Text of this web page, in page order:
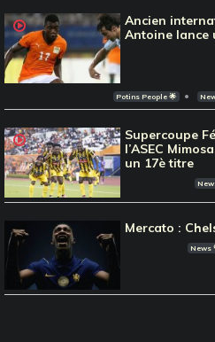
Ancien
Antoine lance
Potins People 🌟
Supercoupe
l’ASEC
un 17è titre
Mercato :
News